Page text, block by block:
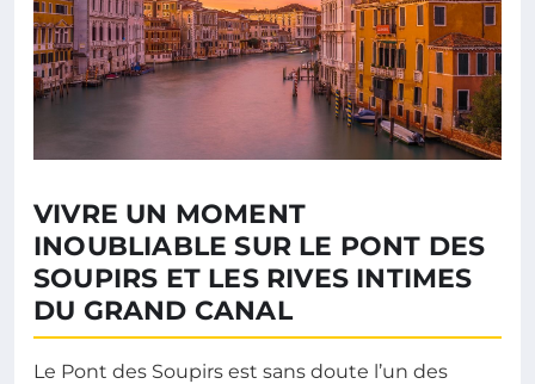
VIVRE UN MOMENT
INOUBLIABLE SUR LE PONT DES
SOUPIRS ET LES RIVES INTIMES
DU GRAND CANAL
Le Pont des Soupirs est sans doute l’un des